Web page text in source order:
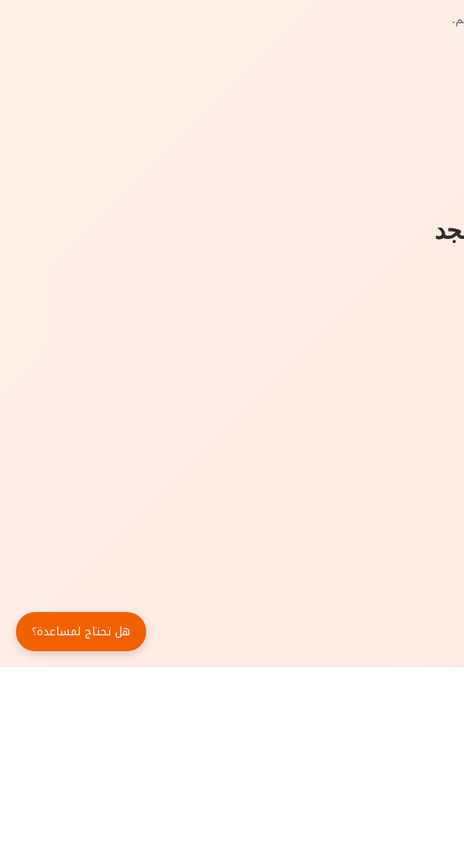
هل تحتاج لمساعدة؟